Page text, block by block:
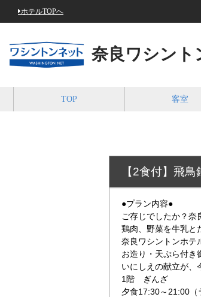
ホテルTOPへ
奈良ワシント
TOP 客室
【2食付】飛
●プラン内容●
ご存じでしたか？奈
鶏肉、野菜を牛乳と
奈良ワシントンホテ
お造り・天ぷら付き
いにしえの献立が、
1階 ぎんざ
夕食17:30～21:00（